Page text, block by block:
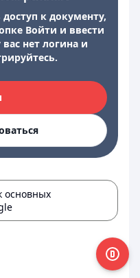
к документу,
Войти и ввести
нет логина и
основных